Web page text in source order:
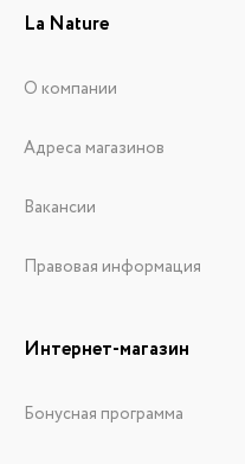
La Nature
О компании
Адреса магазинов
Вакансии
Правовая информация
Интернет-магазин
Бонусная программа